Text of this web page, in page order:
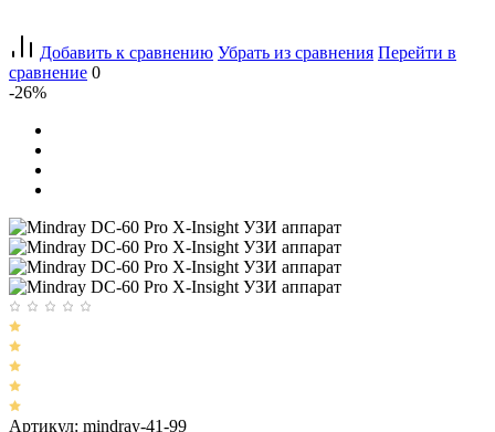
Добавить к сравнению Убрать из сравнения Перейти в
сравнение 0
-26%
Артикул: mindray-41-99